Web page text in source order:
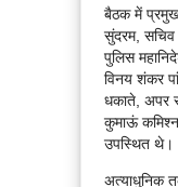
बैठक में
सुंदरम, सचिव
पुलिस
विनय शंकर
धकाते, अपर
कुमाऊं
उपस्थित थे।
अत्याधुनिक